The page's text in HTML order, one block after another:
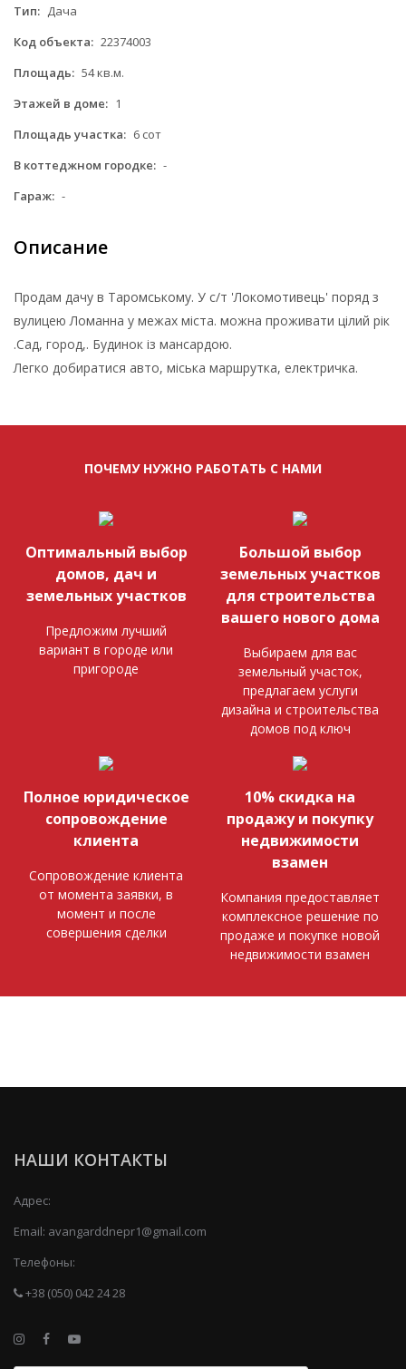
Тип: Дача
Код объекта: 22374003
Площадь: 54 кв.м.
Этажей в доме: 1
Площадь участка: 6 сот
В коттеджном городке: -
Гараж: -
Описание
Продам дачу в Таромському. У с/т 'Локомотивець' поряд з
вулицею Ломанна у межах міста. можна проживати цілий рік
.Сад, город,. Будинок із мансардою.
Легко добиратися авто, міська маршрутка, електричка.
ПОЧЕМУ НУЖНО РАБОТАТЬ С НАМИ
Оптимальный выбор
домов, дач и
земельных участков
Предложим лучший
вариант в городе или
пригороде
Большой выбор
земельных участков
для строительства
вашего нового дома
Выбираем для вас
земельный участок,
предлагаем услуги
дизайна и строительства
домов под ключ
Полное юридическое
сопровождение
клиента
Сопровождение клиента
от момента заявки, в
момент и после
совершения сделки
10% скидка на
продажу и покупку
недвижимости
взамен
Компания предоставляет
комплексное решение по
продаже и покупке новой
недвижимости взамен
НАШИ КОНТАКТЫ
Адрес:
Email: avangarddnepr1@gmail.com
Телефоны:
+38 (050) 042 24 28